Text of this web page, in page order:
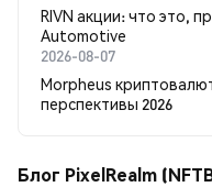
RIVN акции: что это,
Automotive
2026-08-07
Morpheus
перспективы 2026
Блог PixelRealm